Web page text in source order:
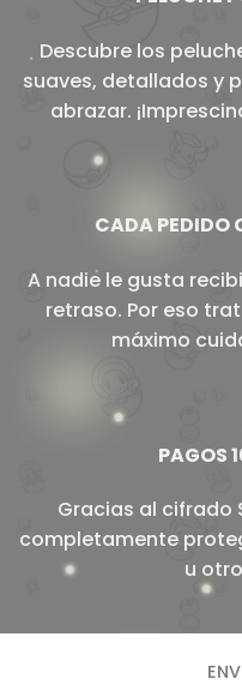
Descubre los
suaves, detallados y
abrazar.
CADA PEDIDO
A nadie le gusta
retraso. Por eso
máximo
PAGOS
Gracias al cifrado
completamente
u